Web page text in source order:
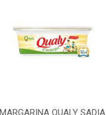
MARGARINA QUALY SADIA